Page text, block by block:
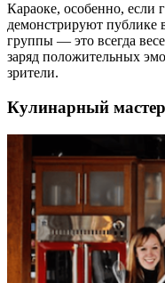
Караоке, особенно, если
демонстрируют публике
группы — это всегда
заряд положительных
зрители.
Кулинарный